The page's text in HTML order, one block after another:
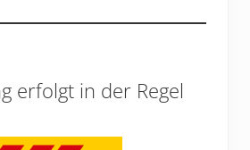
erfolgt in der Regel